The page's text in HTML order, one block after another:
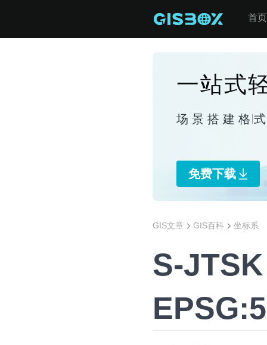
首页
一站式
场景搭建 格
免费下载
GIS文章 GIS百科 坐标系
S-